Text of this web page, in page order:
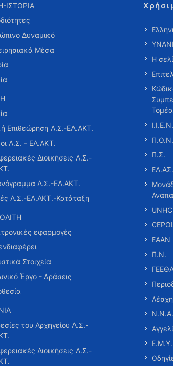
ΙΣΤΟΡΙΑ
Δυναμικό
Μέσα
Επιθεώρηση Λ.Σ.-ΕΛ.ΑΚΤ.
Λ.Σ. - ΕΛ.ΑΚΤ.
Διοικήσεις Λ.Σ.-
Λ.Σ.-ΕΛ.ΑΚΤ.
Λ.Σ.-ΕΛ.ΑΚΤ.-Κατάταξη
εφαρμογές
Στοιχεία
Έργο - Δράσεις
του Αρχηγείου Λ.Σ.-
Διοικήσεις Λ.Σ.-
Η
Τομέα
Ι.Ι.Ε.Ν.
Π.Ο.Ν.
Π.Σ.
ΕΛ.ΑΣ.
CEPOL
ΕΑΑΝ
Π.Ν.
Ν.Ν.Α.
Ε.Μ.Υ.